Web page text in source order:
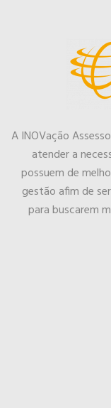
A INOVação
atender a
possuem de
gestão afim de
para buscarem